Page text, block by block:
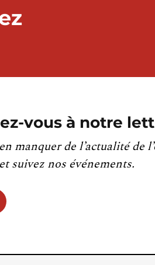
vous à notre
manquer de l’actualité de
suivez nos événements.